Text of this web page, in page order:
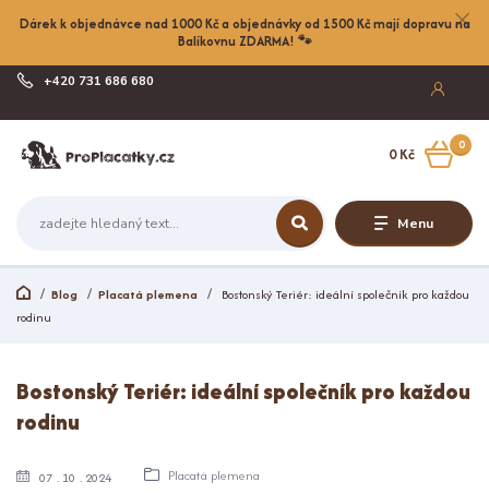
Dárek k objednávce nad 1000 Kč a objednávky od 1500 Kč mají dopravu na
Balíkovnu ZDARMA! 🐾
Menu
+420 731 686 680
0
0 Kč
Blog Placatá plemena
Bostonský Teriér: ideální společník pro každou
rodinu
07 10 2024 Placatá plemena
Bostonský Teriér: ideální společník pro každou
rodinu